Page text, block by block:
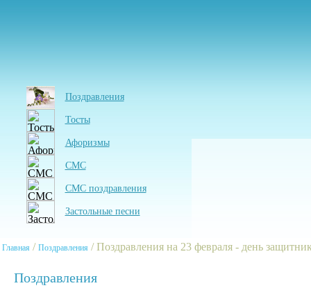
Поздравления
Тосты
Афоризмы
СМС
СМС поздравления
Застольные песни
Главная / Поздравления / Поздравления на 23 февраля - день
Поздравления